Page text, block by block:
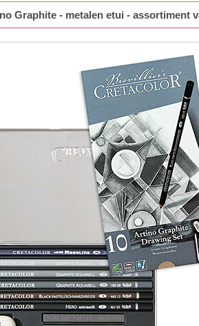
Graphite - metalen etui - assortiment